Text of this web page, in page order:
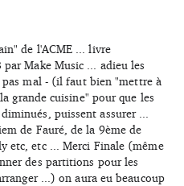
de l'ACME ... livre
Make Music ... adieu les
mal - (il faut bien "mettre à
grande cuisine" pour que les
puissent assurer ...
de Fauré, de la 9ème de
etc, etc ... Merci Finale (même
des partitions pour les
...) on aura eu beaucoup